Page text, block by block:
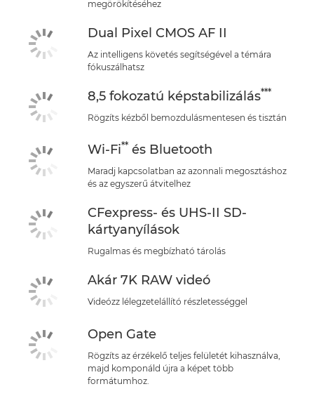
megörökítéséhez
Dual Pixel CMOS AF II
Az intelligens követés segítségével a témára
fókuszálhatsz
8,5 fokozatú képstabilizálás***
Rögzíts kézből bemozdulásmentesen és tisztán
Wi-Fi** és Bluetooth
Maradj kapcsolatban az azonnali megosztáshoz
és az egyszerű átvitelhez
CFexpress- és UHS-II SD-
kártyanyílások
Rugalmas és megbízható tárolás
Akár 7K RAW videó
Videózz lélegzetelállító részletességgel
Open Gate
Rögzíts az érzékelő teljes felületét kihasználva,
majd komponáld újra a képet több
formátumhoz.